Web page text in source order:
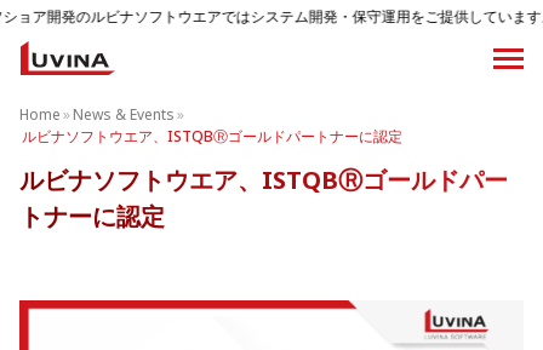
ビナソフトウエアではシステム開発・保守運用をご提供しています。
Home»News & Events»
ルビナソフトウエア、ISTQBⓇゴールドパートナーに認定
ルビナソフトウエア、ISTQBⓇゴールドパー
トナーに認定